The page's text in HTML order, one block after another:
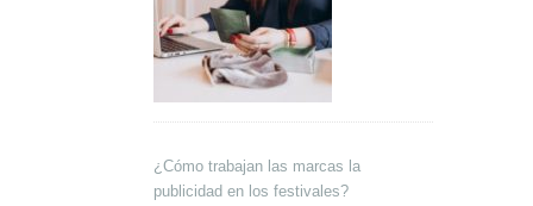
¿Cómo trabajan las marcas la
publicidad en los festivales?